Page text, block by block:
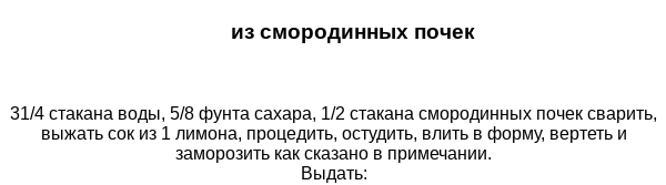
из смородинных почек
31/4 стакана воды, 5/8 фунта сахара, 1/2 стакана смородинных почек сварить,
выжать сок из 1 лимона, процедить, остудить, влить в форму, вертеть и
заморозить как сказано в примечании.
Выдать: